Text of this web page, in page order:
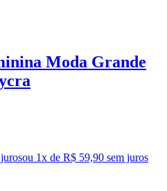
Moda Grande
ou 1x de R$ 59,90 sem juros